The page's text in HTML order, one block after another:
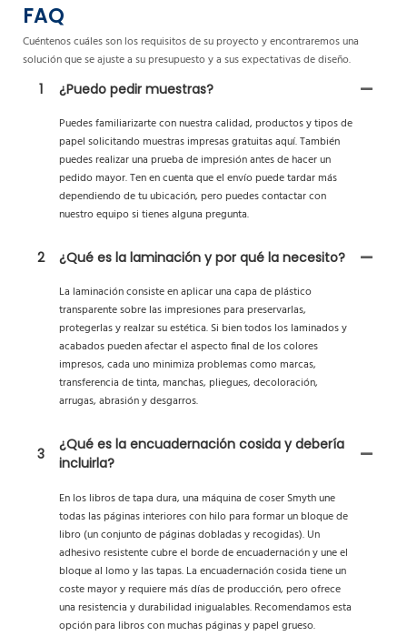
FAQ
Cuéntenos cuáles son los requisitos de su proyecto y encontraremos una
solución que se ajuste a su presupuesto y a sus expectativas de diseño.
1
¿Puedo pedir muestras?
Puedes familiarizarte con nuestra calidad, productos y tipos de
papel solicitando muestras impresas gratuitas aquí. También
puedes realizar una prueba de impresión antes de hacer un
pedido mayor. Ten en cuenta que el envío puede tardar más
dependiendo de tu ubicación, pero puedes contactar con
nuestro equipo si tienes alguna pregunta.
2
¿Qué es la laminación y por qué la necesito?
La laminación consiste en aplicar una capa de plástico
transparente sobre las impresiones para preservarlas,
protegerlas y realzar su estética. Si bien todos los laminados y
acabados pueden afectar el aspecto final de los colores
impresos, cada uno minimiza problemas como marcas,
transferencia de tinta, manchas, pliegues, decoloración,
arrugas, abrasión y desgarros.
3
¿Qué es la encuadernación cosida y debería
incluirla?
En los libros de tapa dura, una máquina de coser Smyth une
todas las páginas interiores con hilo para formar un bloque de
libro (un conjunto de páginas dobladas y recogidas). Un
adhesivo resistente cubre el borde de encuadernación y une el
bloque al lomo y las tapas. La encuadernación cosida tiene un
coste mayor y requiere más días de producción, pero ofrece
una resistencia y durabilidad inigualables. Recomendamos esta
opción para libros con muchas páginas y papel grueso.